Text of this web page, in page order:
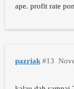
ape. profit rate
pazriak #13